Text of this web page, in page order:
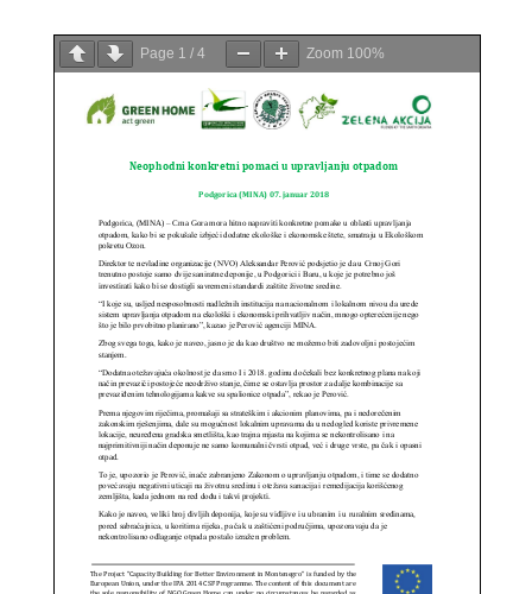
Page 1 / 4 Zoom 100%